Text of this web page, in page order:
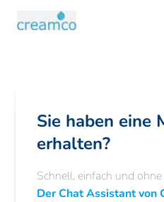
Sie haben eine
erhalten?
Schnell, einfach und
Der Chat Assistant von